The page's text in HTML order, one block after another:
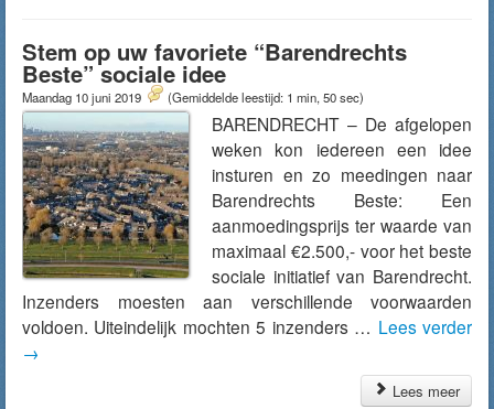
Stem op uw favoriete “Barendrechts
Beste” sociale idee
Maandag 10 juni 2019 (Gemiddelde leestijd: 1 min, 50 sec)
BARENDRECHT – De afgelopen
weken kon iedereen een idee
insturen en zo meedingen naar
Barendrechts Beste: Een
aanmoedingsprijs ter waarde van
maximaal €2.500,- voor het beste
sociale initiatief van Barendrecht.
Inzenders moesten aan verschillende voorwaarden
voldoen. Uiteindelijk mochten 5 inzenders … Lees verder
→
Lees meer